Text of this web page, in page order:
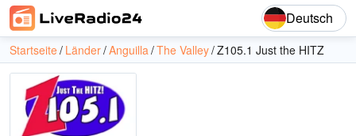
Deutsch
Startseite Länder Anguilla The Valley Z105.1 Just the HITZ